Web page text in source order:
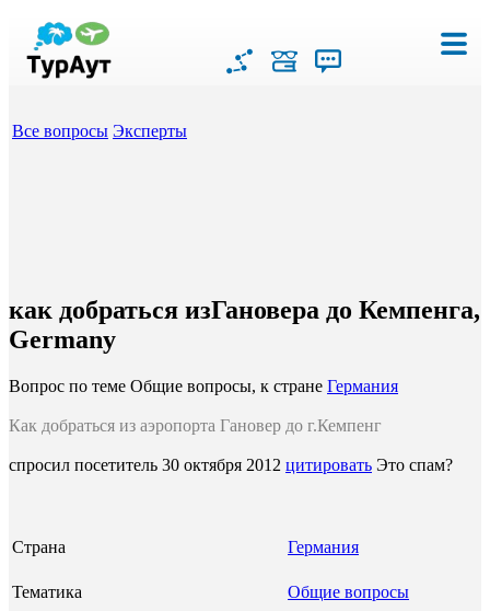
Все вопросы Эксперты
как добраться изГановера до Кемпенга,
Germany
Вопрос по теме Общие вопросы, к стране Германия
Как добраться из аэропорта Гановер до г.Кемпенг
спросил посетитель 30 октября 2012 цитировать Это спам?
Страна Германия
Тематика Общие вопросы